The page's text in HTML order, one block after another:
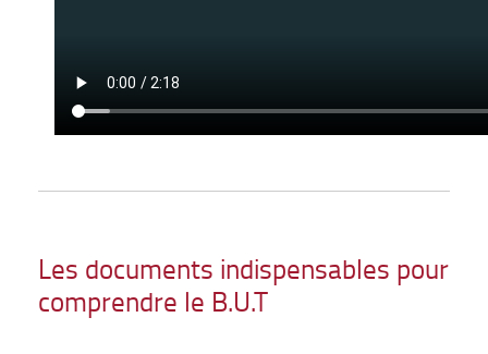
Les documents indispensables pour
comprendre le B.U.T